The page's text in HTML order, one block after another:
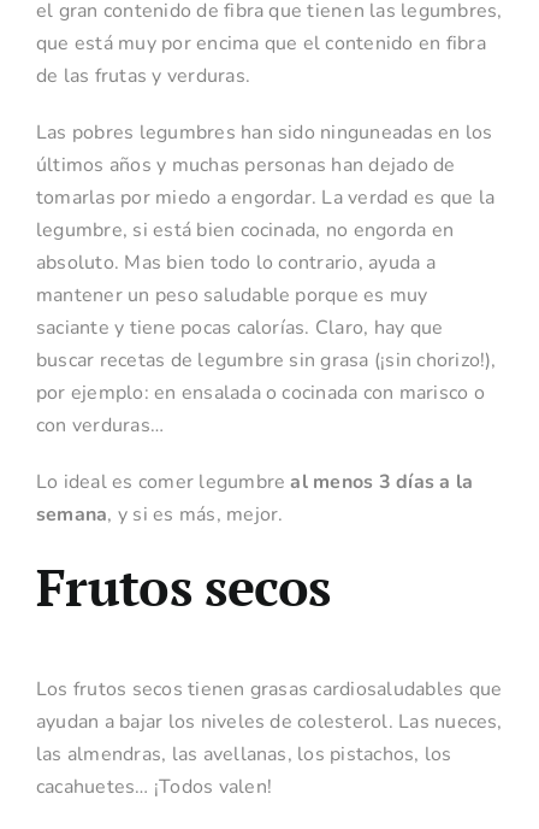
el gran contenido de fibra que tienen las legumbres,
que está muy por encima que el contenido en fibra
de las frutas y verduras.
Las pobres legumbres han sido ninguneadas en los
últimos años y muchas personas han dejado de
tomarlas por miedo a engordar. La verdad es que la
legumbre, si está bien cocinada, no engorda en
absoluto. Mas bien todo lo contrario, ayuda a
mantener un peso saludable porque es muy
saciante y tiene pocas calorías. Claro, hay que
buscar recetas de legumbre sin grasa (¡sin chorizo!),
por ejemplo: en ensalada o cocinada con marisco o
con verduras…
Lo ideal es comer legumbreal menos 3 días a la
semana, y si es más, mejor.
Frutos secos
Los frutos secos tienen grasas cardiosaludables que
ayudan a bajar los niveles de colesterol. Las nueces,
las almendras, las avellanas, los pistachos, los
cacahuetes… ¡Todos valen!